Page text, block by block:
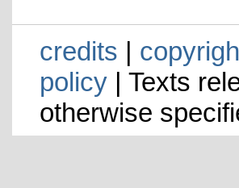
credits |
policy| Texts
otherwise